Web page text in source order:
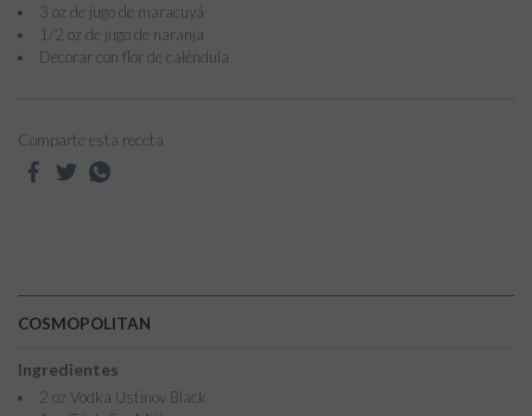
3 oz de jugo de maracuyá
1/2 oz de jugo de naranja
Decorar con flor de caléndula
Comparte esta receta
COSMOPOLITAN
Ingredientes
2 oz Vodka Ustinov Black